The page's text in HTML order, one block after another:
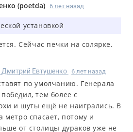
(poetda) 6 лет назад
установкой
Сейчас печки на солярке.
Дмитрий Евтушенко 6 лет назад
по умолчанию. Генерала
тем более с
и шуты ещё не наигрались. В
метро спасает, потому и
от столицы дураков уже не